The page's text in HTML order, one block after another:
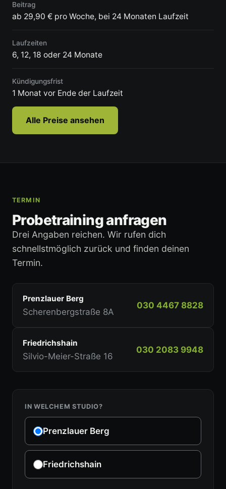
Beitrag
ab 29,90 € pro Woche, bei 24 Monaten Laufzeit
Laufzeiten
6, 12, 18 oder 24 Monate
Kündigungsfrist
1 Monat vor Ende der Laufzeit
Alle Preise ansehen
TERMIN
Probetraining anfragen
Drei Angaben reichen. Wir rufen dich
schnellstmöglich zurück und finden deinen
Termin.
Prenzlauer Berg
Scherenbergstraße 8A
030 4467 8828
Friedrichshain
Silvio-Meier-Straße 16
030 2083 9948
IN WELCHEM STUDIO?
Prenzlauer Berg
Friedrichshain